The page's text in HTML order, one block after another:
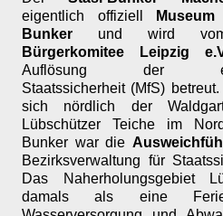
eigentlich offiziell
Bunker und wird
Bürgerkomitee Leipzig
Auflösung der
Staatssicherheit (MfS)
sich nördlich der
Lübschützer Teiche im
Bunker war die
Bezirksverwaltung für
Das Naherholungsgebiet
damals als eine